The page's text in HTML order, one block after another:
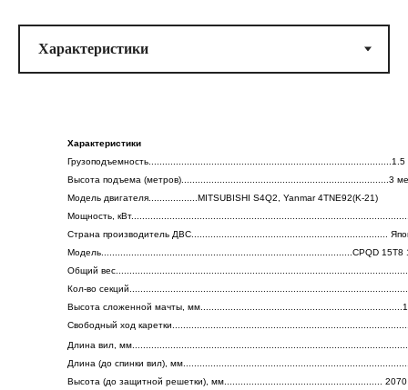
Номинальная грузоподъёмность
1 500 (кг)
Доп. опции
Характеристики
Грузоподъемность.........................................................................................1.5
Высота подъема (метров)............................................................................3
Модель двигателя..................MITSUBISHI S4Q2, Yanmar 4TNE92(K-21)
Мощность,
Страна производитель ДВС........................................................................
Модель............................................................................................CPQD 15T8
Общий
Кол-во
Высота сложенной мачты,
Свободный ход
Длина вил,
Длина (до спинки вил),
Высота (до защитной решетки), мм.......................................................... 2070